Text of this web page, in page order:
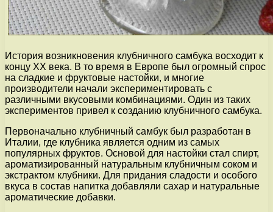
История возникновения клубничного самбука восходит к
концу XX века. В то время в Европе был огромный спрос
на сладкие и фруктовые настойки, и многие
производители начали экспериментировать с
различными вкусовыми комбинациями. Один из таких
экспериментов привел к созданию клубничного самбука.
Первоначально клубничный самбук был разработан в
Италии, где клубника является одним из самых
популярных фруктов. Основой для настойки стал спирт,
ароматизированный натуральным клубничным соком и
экстрактом клубники. Для придания сладости и особого
вкуса в состав напитка добавляли сахар и натуральные
ароматические добавки.